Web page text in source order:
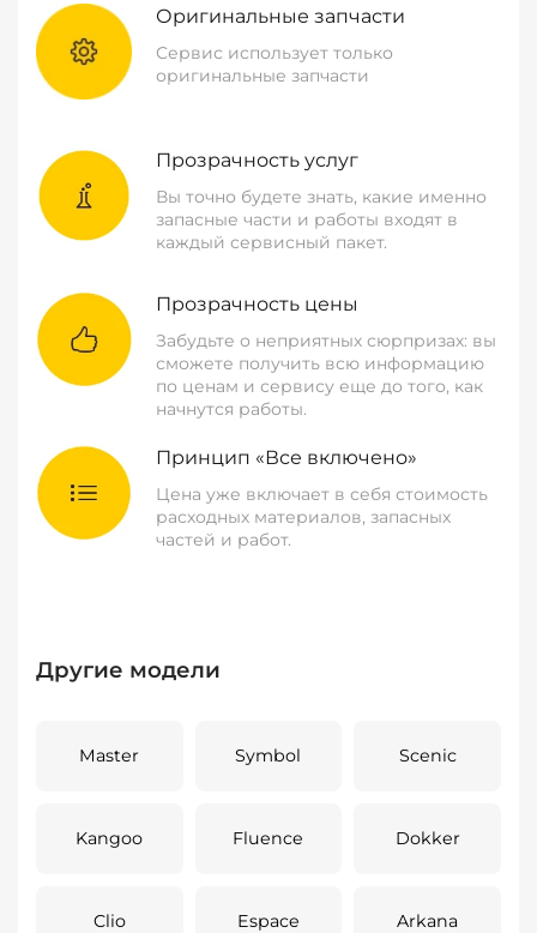
Оригинальные запчасти
Сервис использует только
оригинальные запчасти
Прозрачность услуг
Вы точно будете знать, какие именно
запасные части и работы входят в
каждый сервисный пакет.
Прозрачность цены
Забудьте о неприятных сюрпризах: вы
сможете получить всю информацию
по ценам и сервису еще до того, как
начнутся работы.
Принцип «Все включено»
Цена уже включает в себя стоимость
расходных материалов, запасных
частей и работ.
Другие модели
Master Symbol Scenic
Kangoo Fluence Dokker
Clio Espace Arkana